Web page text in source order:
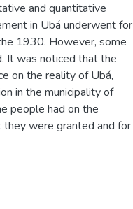
and quantitative
in Ubá underwent for
1930. However, some
It was noticed that the
on the reality of Ubá,
in the municipality of
people had on the
were granted and for